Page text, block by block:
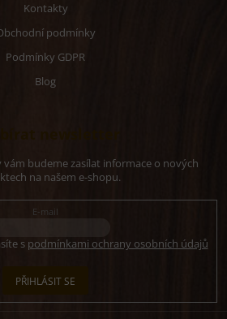
Kontakty
podmínky
Podmínky GDPR
Blog
vám budeme zasílat informace o nových
na našem e-shopu.
E-mail
s podmínkami ochrany osobních údajů
PŘIHLÁSIT SE